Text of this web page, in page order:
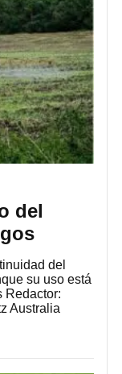
del
del
su uso está
Redactor:
Australia